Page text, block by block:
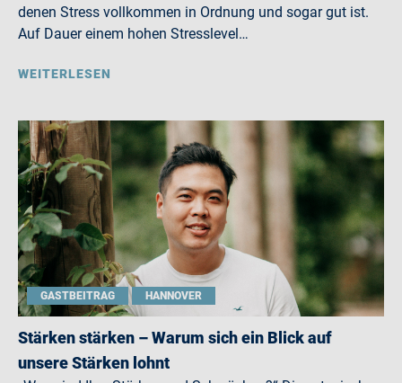
denen Stress vollkommen in Ordnung und sogar gut ist.
Auf Dauer einem hohen Stresslevel…
WEITERLESEN
GASTBEITRAG HANNOVER
Stärken stärken – Warum sich ein Blick auf
unsere Stärken lohnt